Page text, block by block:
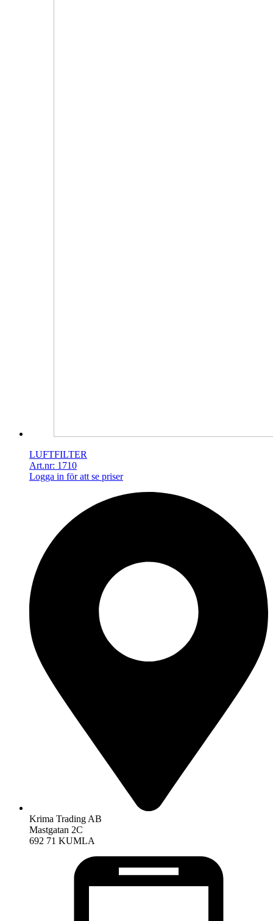
LUFTFILTER
Art.nr: 1710
Logga in för att se priser
Krima Trading AB
Mastgatan 2C
692 71 KUMLA